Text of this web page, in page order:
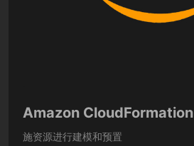
Amazon CloudFormation
施资源进行建模和预置